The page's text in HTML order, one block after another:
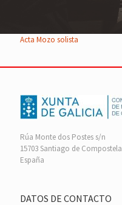
Acta Mozo solista
Rúa Monte dos Postes s/n
15703 Santiago de Compostela
España
DATOS DE CONTACTO